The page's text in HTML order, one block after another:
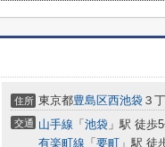
住所 東京都豊島区西池袋 ３
交通 山手線 「 池袋 」駅 徒歩
有楽町線 「 要町 」駅 徒